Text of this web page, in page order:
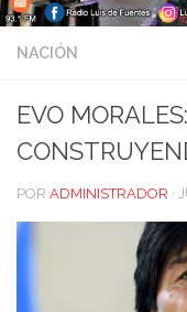
NACIÓN
EVO
POR ADMINISTRADOR ·